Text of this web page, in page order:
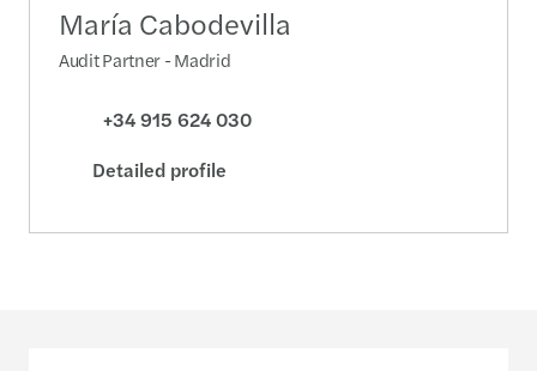
María Cabodevilla
Audit Partner - Madrid
+34 915 624 030
Detailed profile